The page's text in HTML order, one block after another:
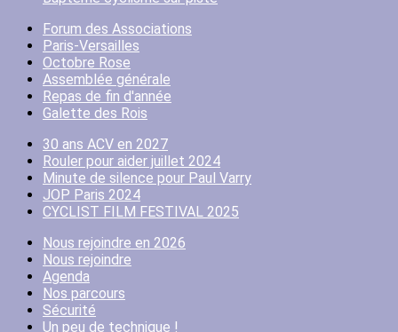
Forum des Associations
Paris-Versailles
Octobre Rose
Assemblée générale
Repas de fin d'année
Galette des Rois
30 ans ACV en 2027
Rouler pour aider juillet 2024
Minute de silence pour Paul Varry
JOP Paris 2024
CYCLIST FILM FESTIVAL 2025
Nous rejoindre en 2026
Nous rejoindre
Agenda
Nos parcours
Sécurité
Un peu de technique !